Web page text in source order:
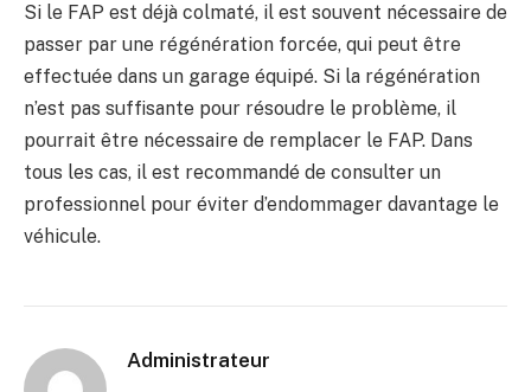
Si le FAP est déjà colmaté, il est souvent nécessaire de
passer par une régénération forcée, qui peut être
effectuée dans un garage équipé. Si la régénération
n’est pas suffisante pour résoudre le problème, il
pourrait être nécessaire de remplacer le FAP. Dans
tous les cas, il est recommandé de consulter un
professionnel pour éviter d’endommager davantage le
véhicule.
Administrateur